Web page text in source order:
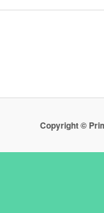
Copyright ©